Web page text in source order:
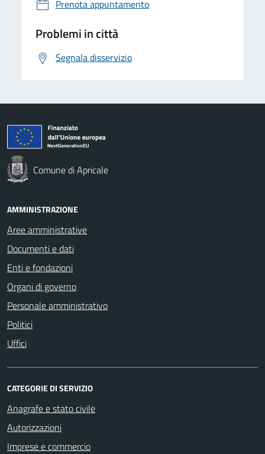
Prenota appuntamento
Problemi in città
Segnala disservizio
Comune di Apricale
AMMINISTRAZIONE
Aree amministrative
Documenti e dati
Enti e fondazioni
Organi di governo
Personale amministrativo
Politici
Uffici
CATEGORIE DI SERVIZIO
Anagrafe e stato civile
Autorizzazioni
Imprese e commercio